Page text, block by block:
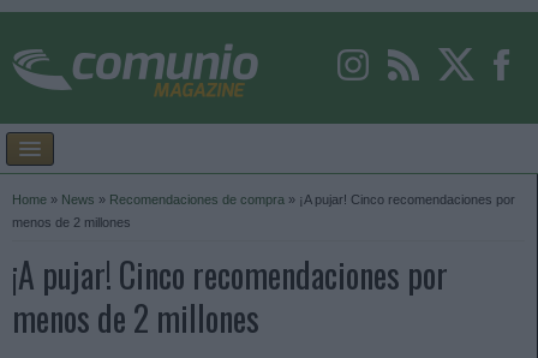
Home » News » Recomendaciones de compra » ¡A pujar! Cinco recomendaciones por
menos de 2 millones
¡A pujar! Cinco recomendaciones por
menos de 2 millones